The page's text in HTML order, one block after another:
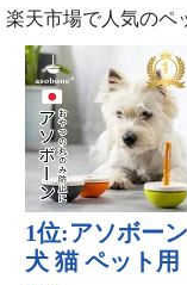
楽天市場で人気のペ